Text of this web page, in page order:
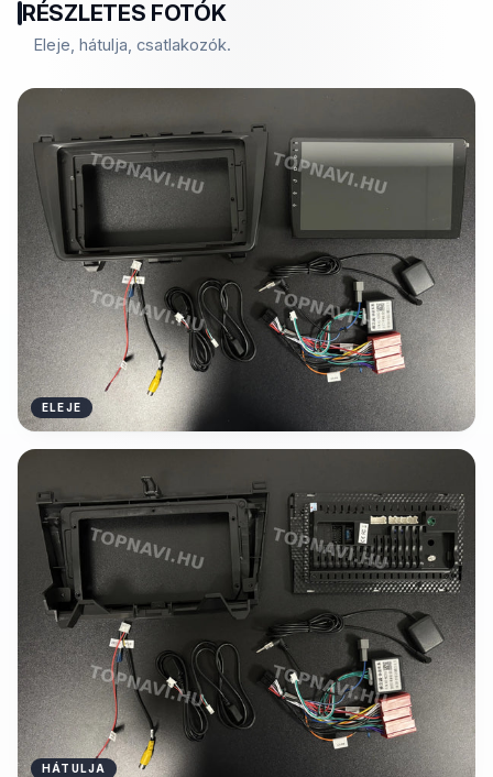
RÉSZLETES FOTÓK
Eleje, hátulja, csatlakozók.
ELEJE
HÁTULJA